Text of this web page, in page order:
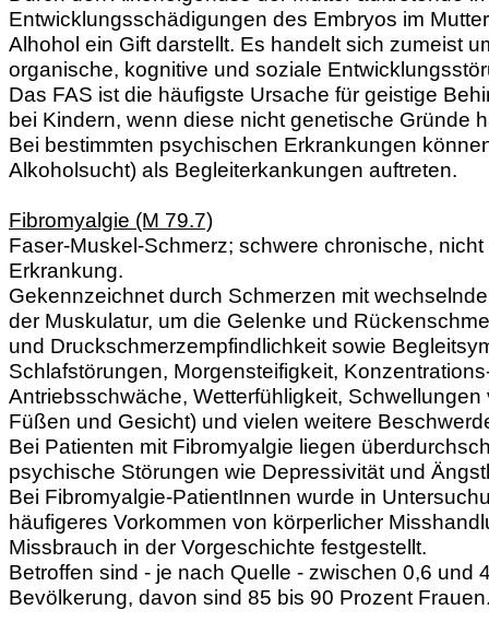
Entwicklungsschädigungen des Embryos im
Alhohol ein Gift darstellt. Es handelt sich zumeist
organische, kognitive und soziale
Das FAS ist die häufigste Ursache für geistige
bei Kindern, wenn diese nicht genetische Gründe
Bei bestimmten psychischen Erkrankungen
Alkoholsucht) als Begleiterkankungen auftreten.
Fibromyalgie (M 79.7)
Faser-Muskel-Schmerz; schwere chronische, nicht
Erkrankung.
Gekennzeichnet durch Schmerzen mit
der Muskulatur, um die Gelenke und
und Druckschmerzempfindlichkeit sowie
Schlafstörungen, Morgensteifigkeit,
Antriebsschwäche, Wetterfühligkeit, Schwellungen
Füßen und Gesicht) und vielen weitere
Bei Patienten mit Fibromyalgie liegen
psychische Störungen wie Depressivität und
Bei Fibromyalgie-PatientInnen wurde in
häufigeres Vorkommen von körperlicher
Missbrauch in der Vorgeschichte festgestellt.
Betroffen sind - je nach Quelle - zwischen 0,6 und
Bevölkerung, davon sind 85 bis 90 Prozent